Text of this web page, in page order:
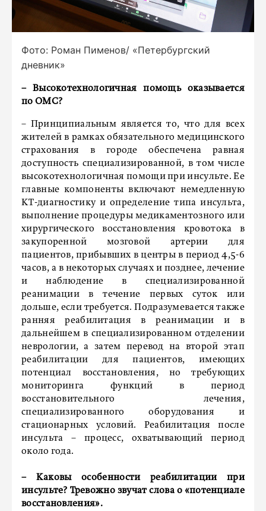
Фото: Роман Пименов/ «Петербургский
дневник»
– Высокотехнологичная помощь оказывается
по ОМС?
– Принципиальным является то, что для всех
жителей в рамках обязательного медицинского
страхования в городе обеспечена равная
доступность специализированной, в том числе
высокотехнологичная помощи при инсульте. Ее
главные компоненты включают немедленную
КТ-диагностику и определение типа инсульта,
выполнение процедуры медикаментозного или
хирургического восстановления кровотока в
закупоренной мозговой артерии для
пациентов, прибывших в центры в период 4,5-6
часов, а в некоторых случаях и позднее, лечение
и наблюдение в специализированной
реанимации в течение первых суток или
дольше, если требуется. Подразумевается также
ранняя реабилитация в реанимации и в
дальнейшем в специализированном отделении
неврологии, а затем перевод на второй этап
реабилитации для пациентов, имеющих
потенциал восстановления, но требующих
мониторинга функций в период
восстановительного лечения,
специализированного оборудования и
стационарных условий. Реабилитация после
инсульта – процесс, охватывающий период
около года.
– Каковы особенности реабилитации при
инсульте? Тревожно звучат слова о «потенциале
восстановления».